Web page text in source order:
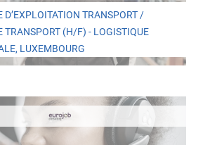
D’EXPLOITATION TRANSPORT /
TRANSPORT (H/F) - LOGISTIQUE
LUXEMBOURG